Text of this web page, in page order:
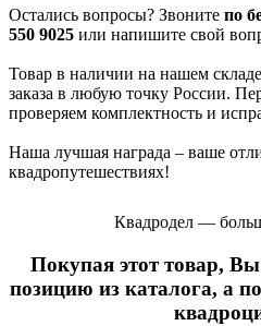
Остались вопросы? Звоните по
550 9025 или напишите свой
Товар в наличии на нашем
заказа в любую точку России.
проверяем комплектность и
Наша лучшая награда – ваше
квадропутешествиях!
Квадродел —
Покупая этот товар, Вы
позицию из каталога, а